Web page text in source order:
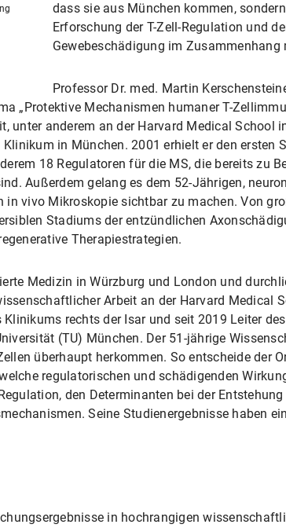
dass sie aus München kommen,
Erforschung der T-Zell-Regulation und
Gewebeschädigung im Zusammenhang
Professor Dr. med. Martin
„Protektive Mechanismen humaner T-
unter anderem an der Harvard Medical School
in München. 2001 erhielt er den ersten
18 Regulatoren für die MS, die bereits zu
Außerdem gelang es dem 52-Jährigen,
vivo Mikroskopie sichtbar zu machen. Von
Stadiums der entzündlichen
Therapiestrategien.
Medizin in Würzburg und London und
Arbeit an der Harvard Medical
rechts der Isar und seit 2019 Leiter
(TU) München. Der 51-jährige
überhaupt herkommen. So entscheide der
regulatorischen und schädigenden
den Determinanten bei der
Seine Studienergebnisse haben
in hochrangigen